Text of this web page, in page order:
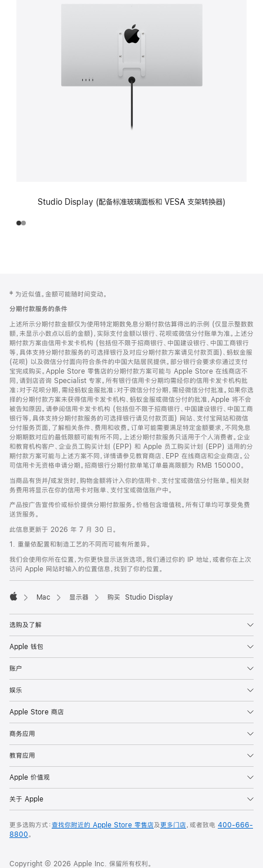
Studio Display (配备标准玻璃面板和 VESA 支架转换器)
页
页
脚
注
‡ 为近似值。金额可能随时间变动。
分期付款服务的条件
上述所示分期付款金额仅为使用特定期数免息分期付款估算得出的示例 (仅显示整数数
额，未显示小数点以后的金额)，实际支付金额以银行、花呗或微信分付账单为准。上述分
期付款方案由信用卡发卡机构 (包括但不限于招商银行、中国建设银行、中国工商银行
等，具体支持分期付款服务的可选择银行及对应分期付款方案请见付款页面)、蚂蚁金服
(花呗) 以及微信分付面向符合条件的中国大陆居民提供。部分银行会要求你通过支付
宝完成购买。Apple Store 零售店的分期付款方案可能与 Apple Store 在线商店不
同，请到店咨询 Specialist 专家。所有银行信用卡分期均需经你的信用卡发卡机构批
准；对于花呗分期，需经蚂蚁金服批准；对于微信分付分期，需经微信分付批准。如果你选
择的分期付款方案未获得信用卡发卡机构、蚂蚁金服或微信分付的批准，Apple 将不会
被告知原因。请参阅信用卡发卡机构 (包括但不限于招商银行、中国建设银行、中国工商
银行等，具体支持分期付款服务的可选择银行请见付款页面) 网站、支付宝网站和微信
分付服务页面，了解相关条件、费用和收费。订单可能需要满足特定金额要求，不同免息
分期期数对应的最低限额可能有所不同。上述分期付款服务只适用于个人消费者。企业
和教育机构客户、企业员工购买计划 (EPP) 和 Apple 员工购买计划 (EPP) 适用的分
期付款方案可能与上述方案不同，详情请参见教育商店、EPP 在线商店和企业商店。公
司信用卡无资格申请分期。招商银行分期付款单笔订单最高限额为 RMB 150000。
当商品有货并/或发货时，购物金额将计入你的信用卡、支付宝或微信分付账单。相关财
务费用将显示在你的信用卡对账单、支付宝或微信账户中。
产品按广告宣传价或标价提供分期付款服务。价格包含增值税。所有订单均可享受免费
送货服务。
此信息更新于 2026 年 7 月 30 日。
1. 重量依配置和制造工艺的不同而可能有所差异。
我们会使用你所在位置，为你更快显示送货选项。我们通过你的 IP 地址，或者你在上次
访问 Apple 网站时输入的位置信息，找到了你的位置。
Mac 显示器 购买 Studio Display
选购及了解
Apple 钱包
账户
娱乐
Apple Store 商店
商务应用
教育应用
Apple 价值观
关于 Apple
更多选购方式：查找你附近的 Apple Store 零售店及更多门店，或者致电 400-666-
8800。
Copyright © 2026 Apple Inc. 保留所有权利。